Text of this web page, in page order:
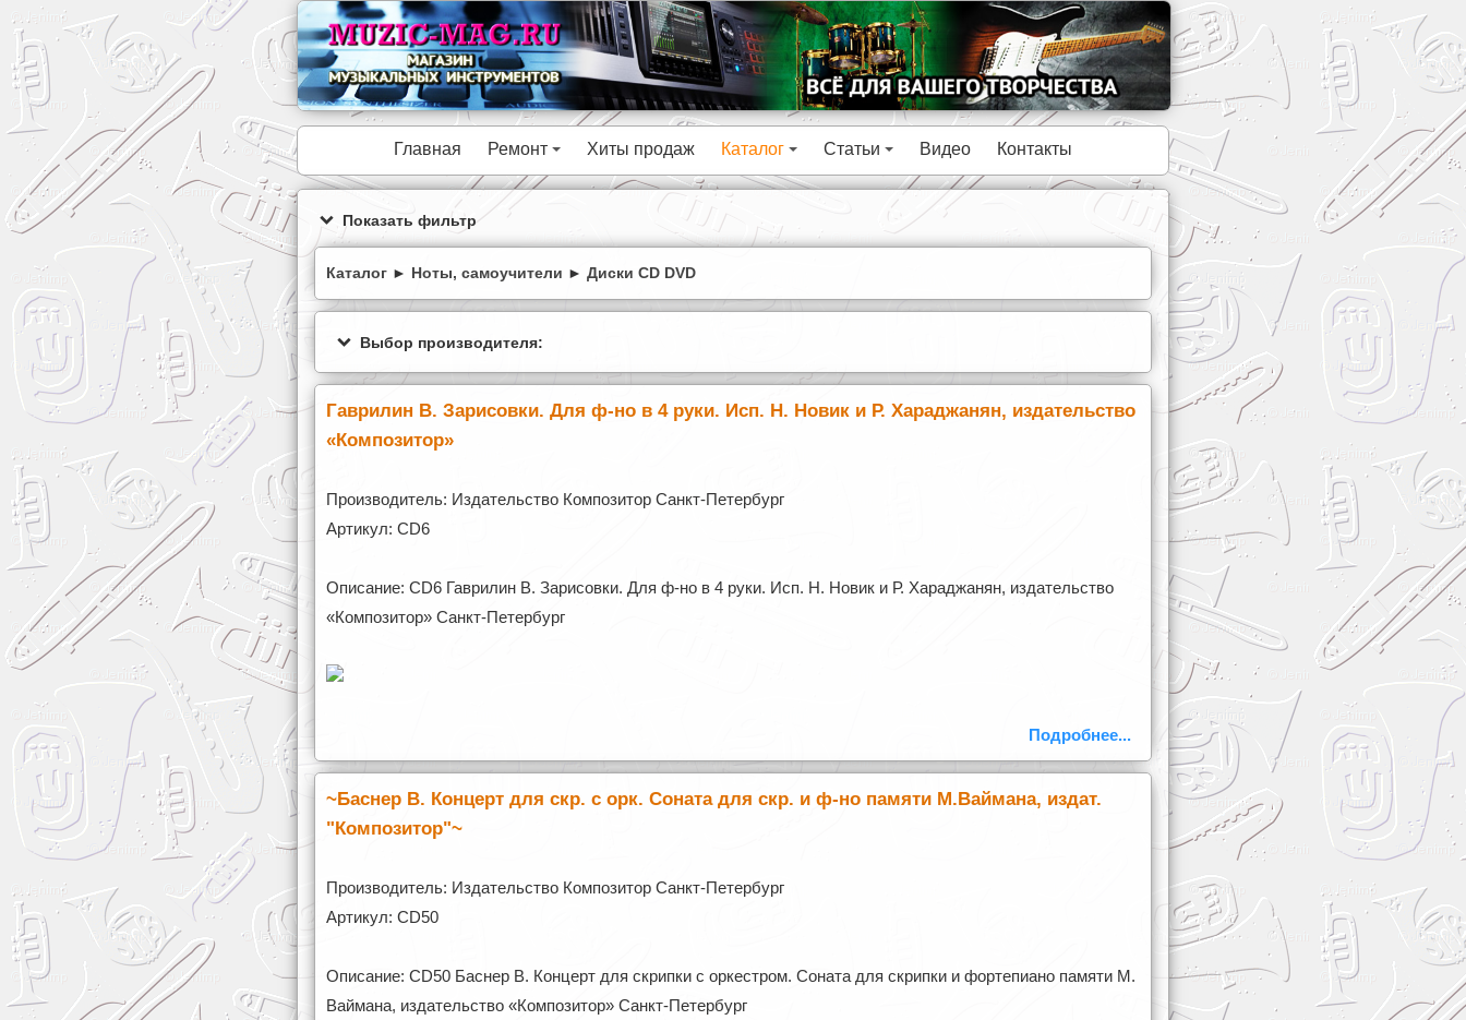
Главная Ремонт Хиты продаж Каталог Статьи Видео Контакты
Показать фильтр
Каталог ► Ноты, самоучители ► Диски CD DVD
Выбор производителя:
Гаврилин В. Зарисовки. Для ф-но в 4 руки. Исп. Н. Новик и Р. Хараджанян, издательство
«Композитор»
Производитель: Издательство Композитор Санкт-Петербург
Артикул: CD6
Описание: CD6 Гаврилин В. Зарисовки. Для ф-но в 4 руки. Исп. Н. Новик и Р. Хараджанян, издательство
«Композитор» Санкт-Петербург
Подробнее...
~Баснер В. Концерт для скр. с орк. Соната для скр. и ф-но памяти М.Ваймана, издат.
"Композитор"~
Производитель: Издательство Композитор Санкт-Петербург
Артикул: CD50
Описание: CD50 Баснер В. Концерт для скрипки с оркестром. Соната для скрипки и фортепиано памяти М.
Ваймана, издательство «Композитор» Санкт-Петербург